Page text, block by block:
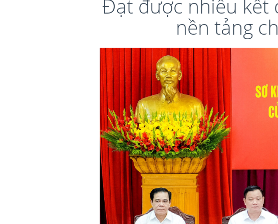
Đạt được nhiều kết
nền tảng